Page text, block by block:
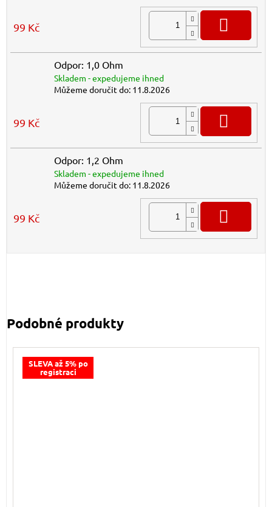
99 Kč
Odpor: 1,0 Ohm
Skladem - expedujeme ihned
Můžeme doručit do: 11.8.2026
99 Kč
Odpor: 1,2 Ohm
Skladem - expedujeme ihned
Můžeme doručit do: 11.8.2026
99 Kč
SLEVA až 5% po
registraci